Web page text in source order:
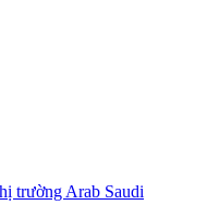
trường Arab Saudi